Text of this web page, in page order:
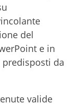
del
e in
da
valide